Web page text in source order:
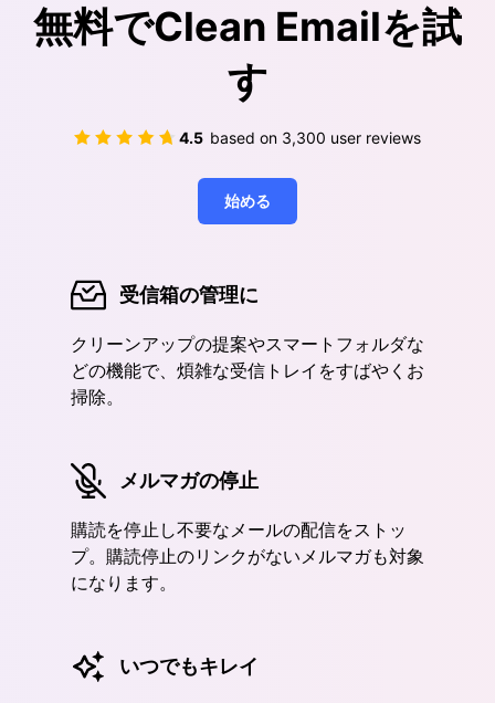
無料でClean Emailを試
す
4.5 based on 3,300 user reviews
始める
受信箱の管理に
クリーンアップの提案やスマートフォルダな
どの機能で、煩雑な受信トレイをすばやくお
掃除。
メルマガの停止
購読を停止し不要なメールの配信をストッ
プ。購読停止のリンクがないメルマガも対象
になります。
いつでもキレイ